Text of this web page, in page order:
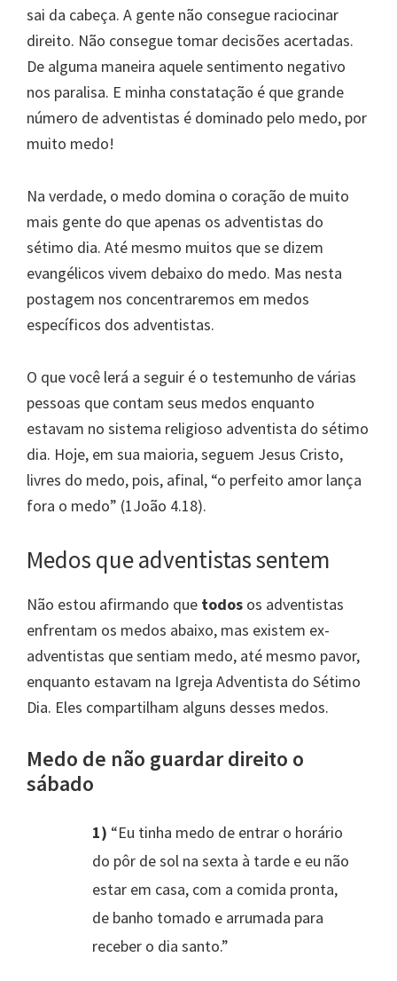
sai da cabeça. A gente não consegue raciocinar
direito. Não consegue tomar decisões acertadas.
De alguma maneira aquele sentimento negativo
nos paralisa. E minha constatação é que grande
número de adventistas é dominado pelo medo, por
muito medo!
Na verdade, o medo domina o coração de muito
mais gente do que apenas os adventistas do
sétimo dia. Até mesmo muitos que se dizem
evangélicos vivem debaixo do medo. Mas nesta
postagem nos concentraremos em medos
específicos dos adventistas.
O que você lerá a seguir é o testemunho de várias
pessoas que contam seus medos enquanto
estavam no sistema religioso adventista do sétimo
dia. Hoje, em sua maioria, seguem Jesus Cristo,
livres do medo, pois, afinal, “o perfeito amor lança
fora o medo” (1João 4.18).
Medos que adventistas sentem
Não estou afirmando que todos os adventistas
enfrentam os medos abaixo, mas existem ex-
adventistas que sentiam medo, até mesmo pavor,
enquanto estavam na Igreja Adventista do Sétimo
Dia. Eles compartilham alguns desses medos.
Medo de não guardar direito o
sábado
1) “Eu tinha medo de entrar o horário
do pôr de sol na sexta à tarde e eu não
estar em casa, com a comida pronta,
de banho tomado e arrumada para
receber o dia santo.”